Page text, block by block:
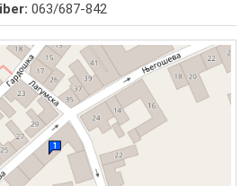
063/687-842